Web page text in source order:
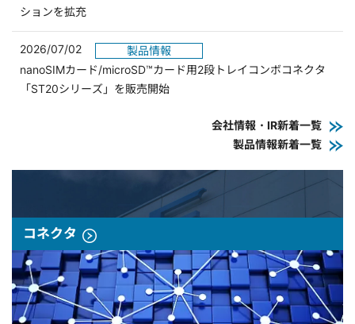
ションを拡充
2026/07/02
製品情報
nanoSIMカード/microSD™カード用2段トレイコンボコネクタ
「ST20シリーズ」を販売開始
会社情報・IR新着一覧
製品情報新着一覧
コネクタ